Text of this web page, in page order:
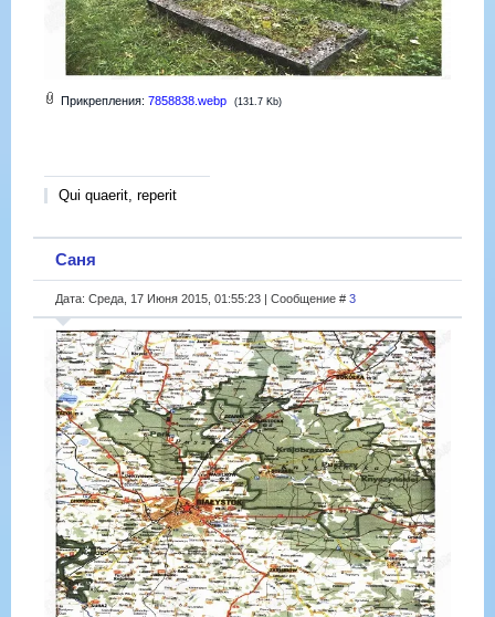
Прикрепления: 7858838.webp (131.7 Kb)
Qui quaerit, reperit
Саня
Дата: Среда, 17 Июня 2015, 01:55:23 | Сообщение # 3